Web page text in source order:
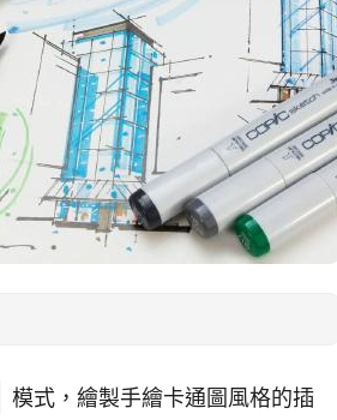
模式，繪製手繪卡通圖風格的插